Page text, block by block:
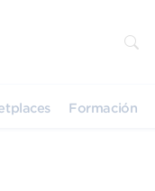
Formación